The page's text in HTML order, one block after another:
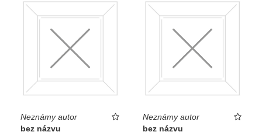
Neznámy autor
bez názvu
Neznámy autor
bez názvu